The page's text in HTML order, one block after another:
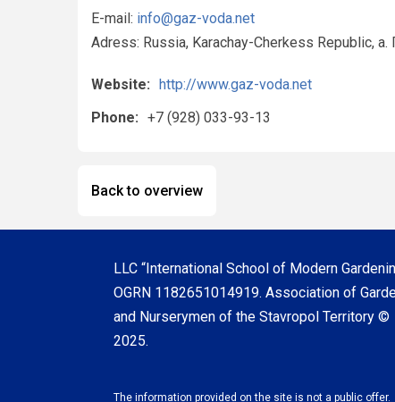
E-mail: info@gaz-voda.net
Adress: Russia, Karachay-Cherkess Republic,
Website: http://www.gaz-voda.net
Phone: +7 (928) 033-93-13
Back to overview
LLC “International School of Modern
OGRN 1182651014919. Association of
and Nurserymen of the Stavropol Territory ©
2025.
The information provided on the site is not a public offer.